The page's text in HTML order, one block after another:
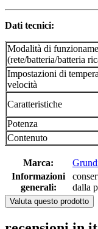
Dati tecnici:
Modalità di
(rete/batteria/batteria
Impostazioni di
velocità
Caratteristiche
Potenza
Contenuto
Marca:
Informazioni
generali:
dalla
Valuta questo prodotto